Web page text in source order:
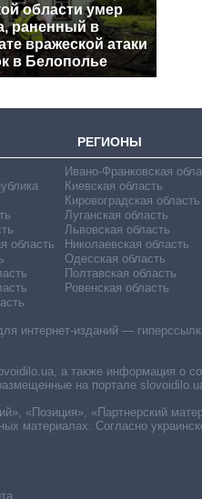
области умер
раненный в
вражеской атаки
в Белополье
РЕГИОНЫ
область
Ивано-Франковская
Киевская область
Кировоградская область
Луганская область
Львовская область
Николаевская область
Одесская область
Полтавская область
Ровенская область
интернет-изданий —
а также информация о
на портале
«Позиция», «Партнерский
материалах. Согласно